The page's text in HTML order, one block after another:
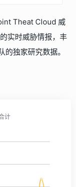
Theat Cloud 威
实时威胁情报，丰
独家研究数据。